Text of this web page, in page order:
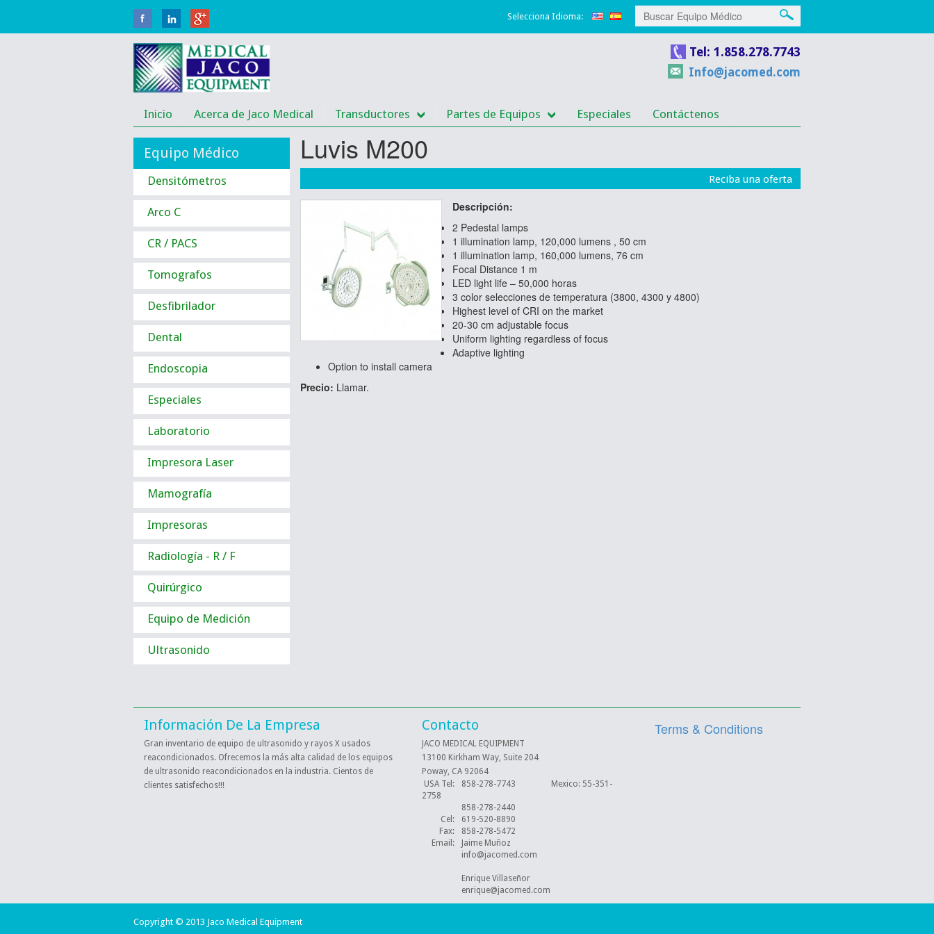
Selecciona Idioma:
Tel: 1.858.278.7743
Info@jacomed.com
Inicio Acerca de Jaco Medical Transductores Partes de Equipos Especiales Contáctenos
Luvis M200
Reciba una oferta
Descripción:
2 Pedestal lamps
1 illumination lamp, 120,000 lumens , 50 cm
1 illumination lamp, 160,000 lumens, 76 cm
Focal Distance 1 m
LED light life – 50,000 horas
3 color selecciones de temperatura (3800, 4300 y 4800)
Highest level of CRI on the market
20-30 cm adjustable focus
Uniform lighting regardless of focus
Adaptive lighting
Option to install camera
Precio: Llamar.
Equipo Médico
Densitómetros
Arco C
CR / PACS
Tomografos
Desfibrilador
Dental
Endoscopia
Especiales
Laboratorio
Impresora Laser
Mamografía
Impresoras
Radiología - R / F
Quirúrgico
Equipo de Medición
Ultrasonido
Información De La Empresa
Gran inventario de equipo de ultrasonido y rayos X usados
reacondicionados. Ofrecemos la más alta calidad de los equipos
de ultrasonido ​​reacondicionados en la industria. Cientos de
clientes satisfechos!!!
Contacto
JACO MEDICAL EQUIPMENT
13100 Kirkham Way, Suite 204
Poway, CA 92064
USA Tel:
858-278-7743 Mexico: 55-351-
2758
858-278-2440
Cel:
619-520-8890
Fax:
858-278-5472
Email:
Jaime Muñoz
info@jacomed.com
Enrique Villaseñor
enrique@jacomed.com
Terms & Conditions
Copyright © 2013 Jaco Medical Equipment